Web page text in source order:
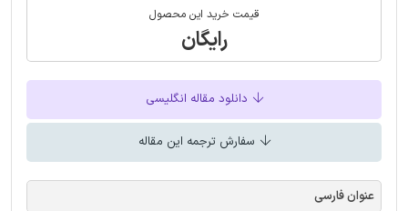
قیمت خرید این محصول
رایگان
دانلود مقاله انگلیسی
سفارش ترجمه این مقاله
عنوان فارسی